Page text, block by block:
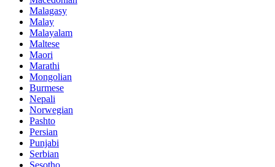
Malagasy
Malay
Malayalam
Maltese
Maori
Marathi
Mongolian
Burmese
Nepali
Norwegian
Pashto
Persian
Punjabi
Serbian
Sesotho